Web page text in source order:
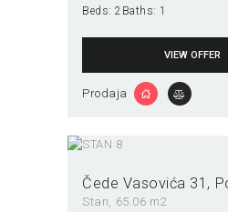
Beds: 2 Baths: 1
VIEW OFFER
Prodaja
Čede Vasovića 31
Stan 65.06 m2